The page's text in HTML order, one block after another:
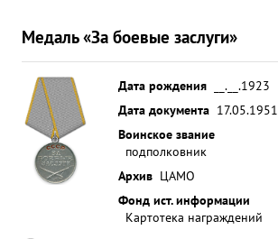
Медаль «За боевые заслуги»
Дата рождения
__.__.1923
Дата документа 17.05.1951
Воинское звание
подполковник
Архив ЦАМО
Фонд ист. информации
Картотека награждений